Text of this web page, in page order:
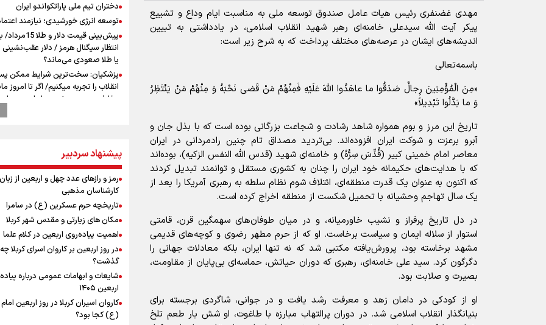
مهدی غضنفری رئیس هیات عامل صندوق توسعه ملی به مناسبت ایام وداع و تشییع
پیکر آیت الله سیدعلی خامنه‌ای رهبر شهید انقلاب اسلامی، در یادداشتی به تبیین
اندیشه‌های ایشان در عرصه‌های مختلف پرداخت که به شرح زیر است:
باسمه‌تعالی
«مِنَ الْمُؤْمِنِینَ رِجالٌ صَدَقُوا ما عاهَدُوا اللّهَ عَلَیْهِ فَمِنْهُمْ مَنْ قَضی نَحْبَهُ وَ مِنْهُمْ مَنْ یَنْتَظِرُ
وَ ما بَدَّلُوا تَبْدِیلاً»
تاریخ این مرز و بوم همواره شاهد رشادت و شجاعت بزرگانی بوده است که با بذل جان و
آبرو برعزت و شوکت ایران افزوده‌اند. بی‌تردید مصداق تام چنین رادمردانی در ایران
معاصر امام خمینی کبیر (قُدِّسَ سِرُّهُ) و خامنه‌ای شهید (قدس الله النفس الزکیه)، بوده‌اند
که با هدایت‌های حکیمانه خود ایران را چنان به کشوری مستقل و توانمند تبدیل کردند
که اکنون به عنوان یک قدرت منطقه‌ای، ائتلاف شوم نظام سلطه به رهبری آمریکا را بعد از
یک سال تهاجم وحشیانه با تحمیل شکست از منطقه اخراج کرده است.
در دل تاریخ پرفراز و نشیب خاورمیانه، و در میان طوفان‌های سهمگین قرن، قامتی
استوار از سلاله ایمان و سیاست برخاست. او که از حرم مطهر رضوی و کوچه‌های قدیمی
مشهد برخاسته بود، پرورش‌یافته مکتبی شد که نه تنها ایران، بلکه معادلات جهانی را
دگرگون کرد. سید علی خامنه‌ای، رهبری که دوران حیاتش، حماسه‌ای بی‌پایان از مقاومت،
بصیرت و صلابت بود.
او از کودکی در دامان زهد و معرفت رشد یافت و در جوانی، شاگردی برجسته برای
بنیانگذار انقلاب اسلامی شد. در دوران پرالتهاب مبارزه با طاغوت، او شش بار طعم تلخ
دختران تیم ملی پاراتکواندو ایران
توسعه انرژی خورشیدی؛ نیازمند
پیش‌بینی قیمت دلار و
انتظار سیگنال هرمز / دلار
یا طلا صعودی می‌ماند؟
پزشکیان: سخت‌ترین شرایط ممکن
انقلاب را تجربه میکنیم/ اگر تا امروز
بخاطر همه‌ مردم نجیب ایران بوده
رهبر شهید مثل کوه پشتیبان و
رسانه‌ای اربعین از قاب دوربین خبرنگاران
ایلامی
وزیر خارجه مصر: رژیم اسراییل بدون
حقوق مشروع مردم فلسطین امنیت
داشت
مستمری مددجویان کفاف زندگی را
/ حمایت از ۱۹هزار زن‌ سرپرست خانوار
نشست وزیران خارجه مصر، ترکیه،
عربستان با محوریت تحولات منطقه
فیدان: حماس به تعهدات خود عمل
اسرائیل برنامه‌ای برای صلح ندارد
ارائه بیش از ۲ میلیون خدمات
درمانی به زائران اربعین
پیشنهاد سردبیر
رمز و رازهای عدد چهل و اربعین از زبان
کارشناسان مذهبی
تاریخچه حرم عسکرین (ع) در سامرا
مکان های زیارتی و مقدس شهر کربلا
اهمیت پیاده‌روی اربعین در کلام علما
در روز اربعین بر کاروان اسرای کربلا چه
گذشت؟
شایعات و ابهامات عمومی درباره
اربعین ۱۴۰۵
کاروان اسیران کربلا در روز اربعین
(ع) کجا بود؟